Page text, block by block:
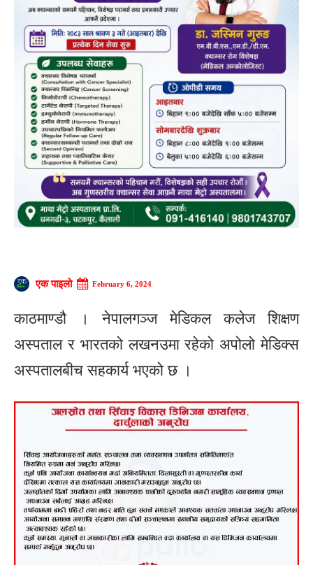
एक पाइलो February 6, 2024
काठमाण्डौ । नेपालगञ्ज मेडिकल कलेज शिक्षण
अस्पताल र भारतको लखनउमा रहेको अपोलो मेडिक्स
अस्पतालबीच सहकार्य भएको छ ।